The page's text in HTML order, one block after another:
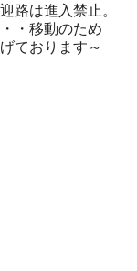
路は進入禁止。
・移動のため
ております～